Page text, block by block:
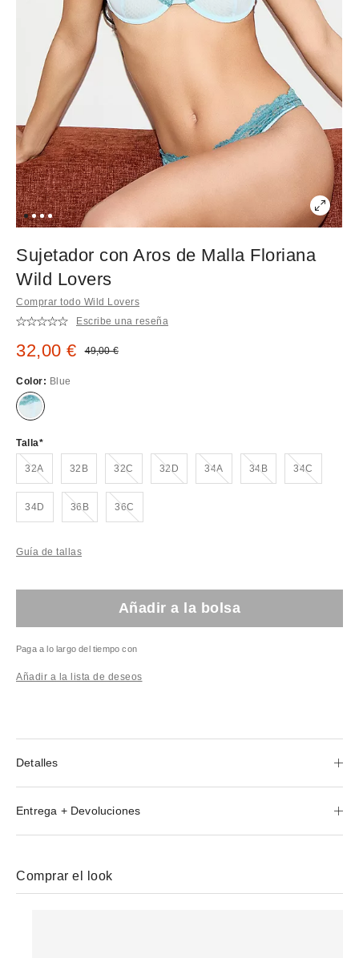
Sujetador con Aros de Malla Floriana
Wild Lovers
Comprar todo Wild Lovers
Escribe una reseña
Precio rebajado:
32,00 € Precio original:
49,00 €
Color: Blue
Talla
32A¡Agotado!32B 32C¡Agotado!32D¡Agotado!34A¡Agotado!34B¡Agotado!34C¡Agotado!
34D 36B¡Agotado!36C¡Agotado!
Guía de tallas
Añadir a la bolsa
Paga a lo largo del tiempo con
Añadir a la lista de deseos
Detalles
Entrega + Devoluciones
Comprar el look